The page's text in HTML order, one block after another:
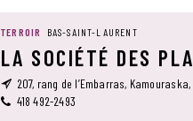
TERROIR BAS-SAINT-LAURENT
LA SOCIÉTÉ DES
207, rang de l’Embarras, Kamouraska,
418 492-2493